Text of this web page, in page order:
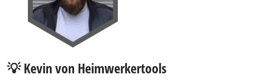
💡 Kevin von Heimwerkertools